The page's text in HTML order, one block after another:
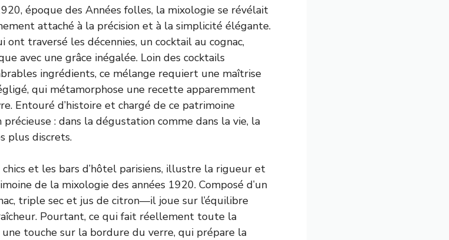
époque des Années folles, la mixologie se révélait
attaché à la précision et à la simplicité élégante.
traversé les décennies, un cocktail au cognac,
avec une grâce inégalée. Loin des cocktails
ingrédients, ce mélange requiert une maîtrise
qui métamorphose une recette apparemment
Entouré d’histoire et chargé de ce patrimoine
: dans la dégustation comme dans la vie, la
plus discrets.
et les bars d’hôtel parisiens, illustre la rigueur et
de la mixologie des années 1920. Composé d’un
triple sec et jus de citron—il joue sur l’équilibre
Pourtant, ce qui fait réellement toute la
une touche sur la bordure du verre, qui prépare la